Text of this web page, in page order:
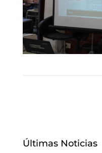
Últimas Noticias